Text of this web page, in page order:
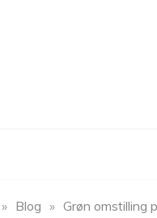
» Blog » Grøn omstilling